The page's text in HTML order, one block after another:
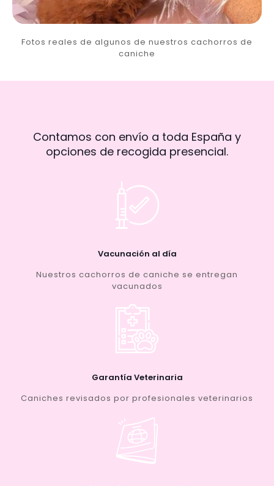
Fotos reales de algunos de nuestros cachorros de
caniche
Contamos con envío a toda España y
opciones de recogida presencial.
Vacunación al día
Nuestros cachorros de caniche se entregan
vacunados
Garantía Veterinaria
Caniches revisados por profesionales veterinarios